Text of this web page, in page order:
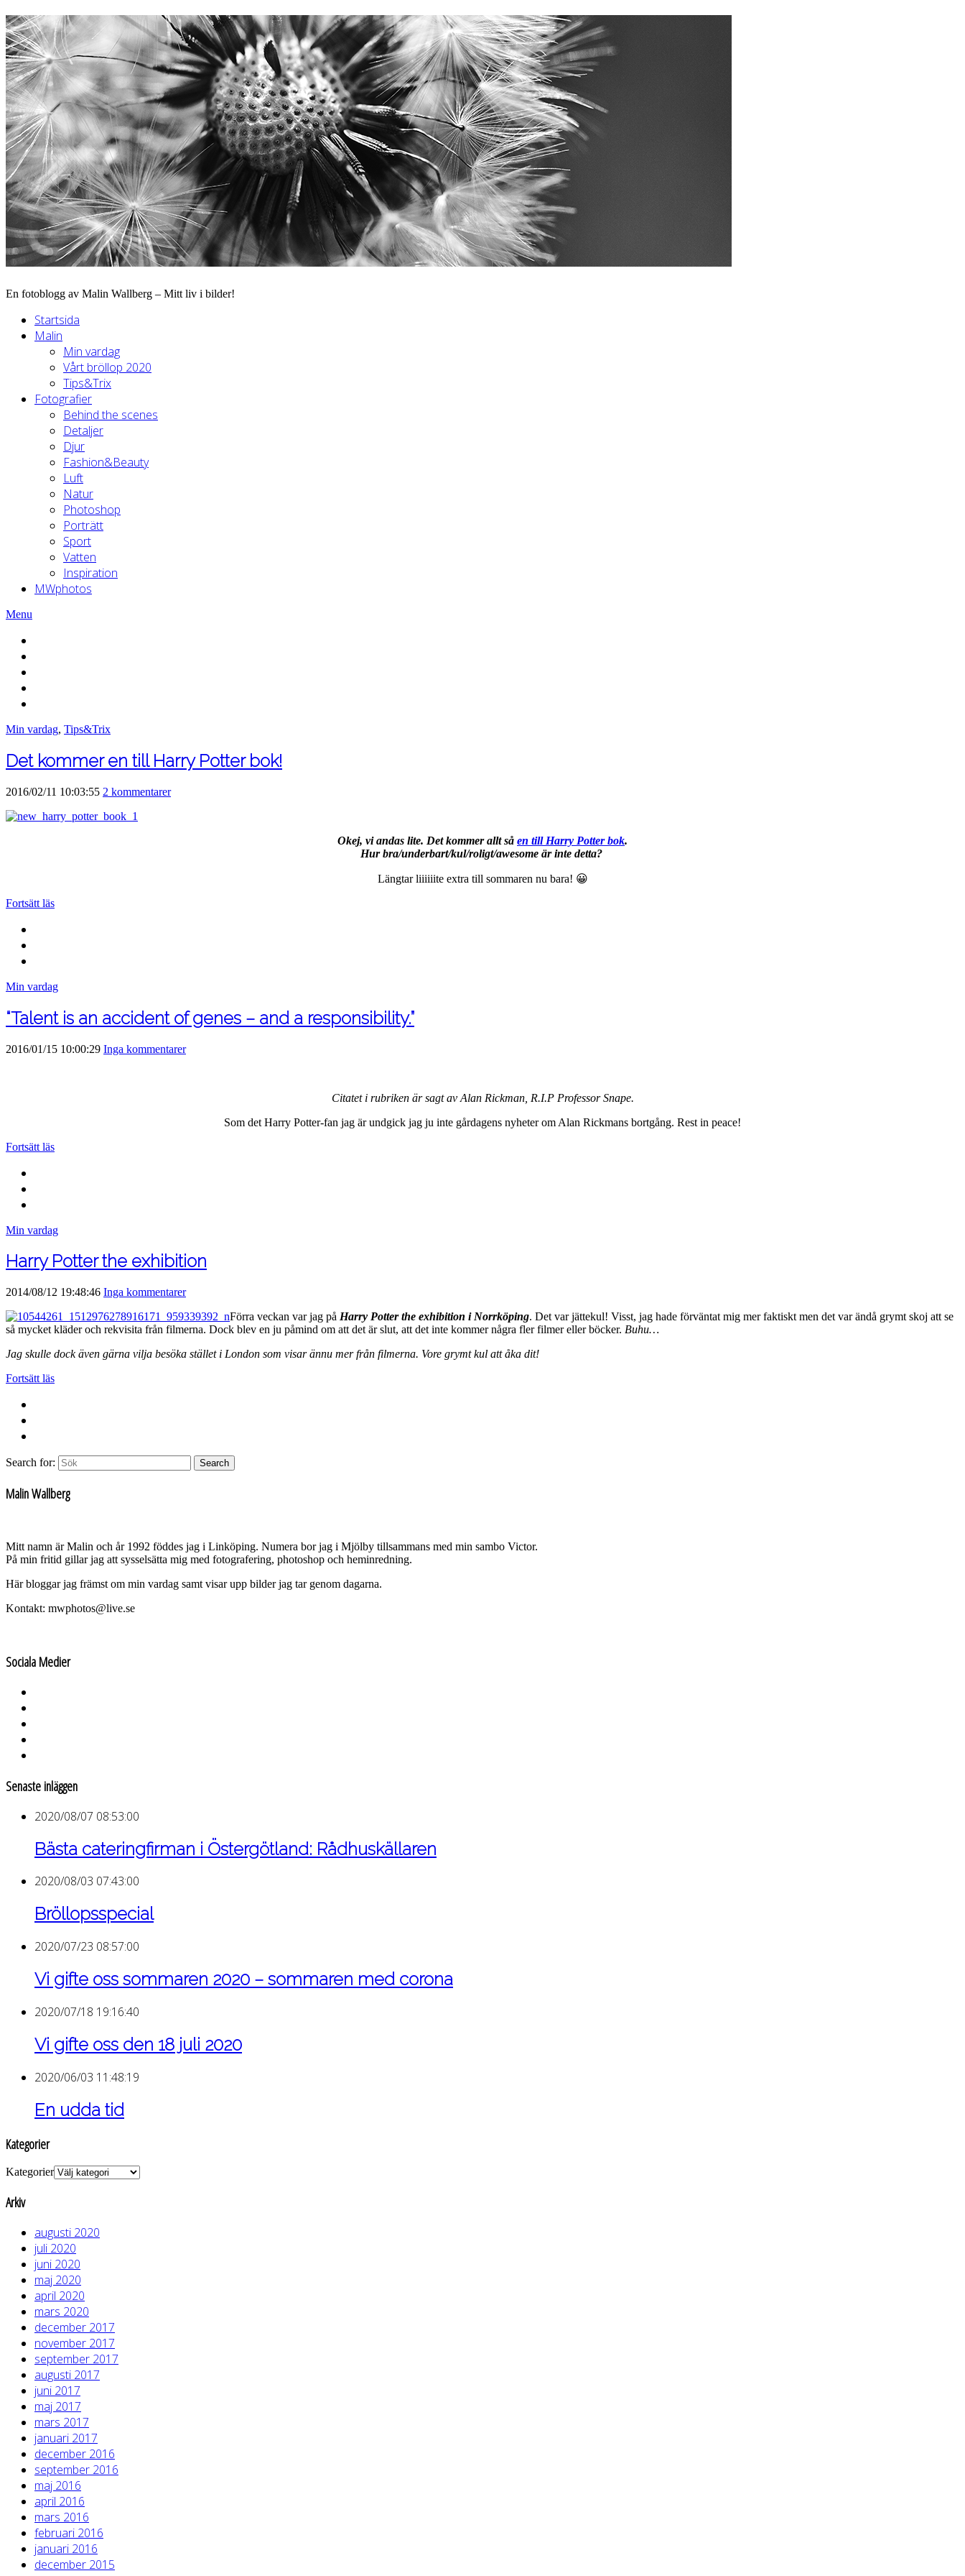
En fotoblogg av Malin Wallberg – Mitt liv i bilder!
Startsida
Malin
Min vardag
Vårt bröllop 2020
Tips&Trix
Fotografier
Behind the scenes
Detaljer
Djur
Fashion&Beauty
Luft
Natur
Photoshop
Porträtt
Sport
Vatten
Inspiration
MWphotos
Menu
Min vardag, Tips&Trix
Det kommer en till Harry Potter bok!
2016/02/11 10:03:55 2 kommentarer
Okej, vi andas lite. Det kommer allt så en till Harry Potter bok.
Hur bra/underbart/kul/roligt/awesome är inte detta?
Längtar liiiiiite extra till sommaren nu bara! 😀
Fortsätt läs
Min vardag
“Talent is an accident of genes – and a responsibility.”
2016/01/15 10:00:29 Inga kommentarer
Citatet i rubriken är sagt av Alan Rickman, R.I.P Professor Snape.
Som det Harry Potter-fan jag är undgick jag ju inte gårdagens nyheter om Alan Rickmans bortgång. Rest in peace!
Fortsätt läs
Min vardag
Harry Potter the exhibition
2014/08/12 19:48:46 Inga kommentarer
Förra veckan var jag på Harry Potter the exhibition i Norrköping. Det var jättekul! Visst, jag hade förväntat mig mer faktiskt men det var ändå grymt skoj att se
så mycket kläder och rekvisita från filmerna. Dock blev en ju påmind om att det är slut, att det inte kommer några fler filmer eller böcker. Buhu…
Jag skulle dock även gärna vilja besöka stället i London som visar ännu mer från filmerna. Vore grymt kul att åka dit!
Fortsätt läs
Search for: Search
Malin Wallberg
Mitt namn är Malin och år 1992 föddes jag i Linköping. Numera bor jag i Mjölby tillsammans med min sambo Victor.
På min fritid gillar jag att sysselsätta mig med fotografering, photoshop och heminredning.
Här bloggar jag främst om min vardag samt visar upp bilder jag tar genom dagarna.
Kontakt: mwphotos@live.se
Sociala Medier
Senaste inläggen
2020/08/07 08:53:00
Bästa cateringfirman i Östergötland: Rådhuskällaren
2020/08/03 07:43:00
Bröllopsspecial
2020/07/23 08:57:00
Vi gifte oss sommaren 2020 – sommaren med corona
2020/07/18 19:16:40
Vi gifte oss den 18 juli 2020
2020/06/03 11:48:19
En udda tid
Kategorier
Kategorier
Arkiv
augusti 2020
juli 2020
juni 2020
maj 2020
april 2020
mars 2020
december 2017
november 2017
september 2017
augusti 2017
juni 2017
maj 2017
mars 2017
januari 2017
december 2016
september 2016
maj 2016
april 2016
mars 2016
februari 2016
januari 2016
december 2015